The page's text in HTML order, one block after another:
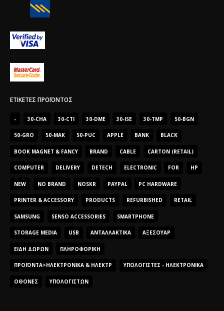
ΕΤΙΚΈΤΕΣ ΠΡΟΪΌΝΤΟΣ
- 30-CHA 30-CTI 30-DME 30-ISE 30-TMP 50-BGN
50-GRO 50-MAK 50-PUC APPLE BANK BLACK
BOOK MAGNET & FANCY BRAND CABLE CARTON (RETAIL)
COMPUTER DELIVERY DETECH ELECTRONIC FOR HP
NEW NO BRAND NOSKR PAYPAL PC HARDWARE
PRINTER & ACCESSORY PRODUCTS REFURBISHED RETAIL
SAMSUNG SENSO ACCESSORIES SMARTPHONE
STORAGE MEDIA USB ΑΝΤΑΛΛΑΚΤΙΚΆ ΑΞΕΣΟΥΆΡ
ΕΊΔΗ ΔΏΡΩΝ ΠΛΗΡΟΦΟΡΙΚΉ
ΠΡΟΪΌΝΤΑ>ΗΛΕΚΤΡΟΝΙΚΆ & ΗΛΕΚΤΡ ΥΠΟΛΟΓΙΣΤΈΣ - ΗΛΕΚΤΡΟΝΙΚΆ
ΟΘΌΝΕΣ ΥΠΟΛΟΓΙΣΤΏΝ